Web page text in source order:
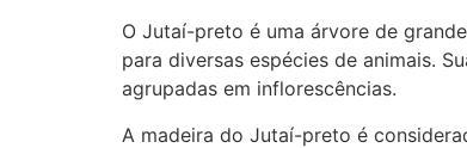
O Jutaí-preto é uma árvore de
para diversas espécies de animais.
agrupadas em inflorescências.
A madeira do Jutaí-preto é